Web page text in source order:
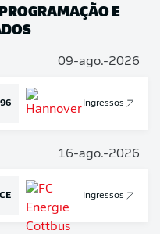
E
09-ago.-2026
Ingressos
16-ago.-2026
Ingressos